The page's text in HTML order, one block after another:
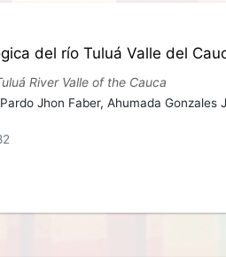
del río Tuluá Valle del
River Valle of the Cauca
Jhon Faber,Ahumada Gonzales